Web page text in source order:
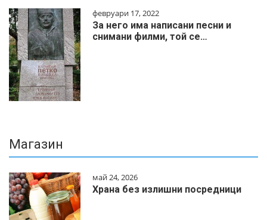
февруари 17, 2022
За него има написани песни и
снимани филми, той се…
Магазин
май 24, 2026
Храна без излишни посредници